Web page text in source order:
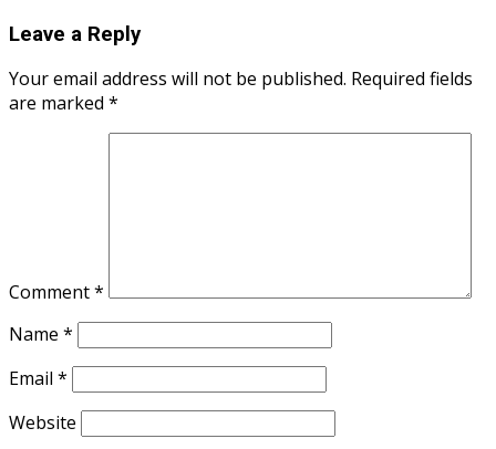
Leave a Reply
Your email address will not be published. Required fields
are marked *
Comment*
Name *
Email *
Website